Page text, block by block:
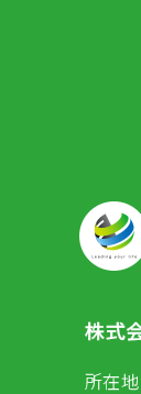
株式
所在地